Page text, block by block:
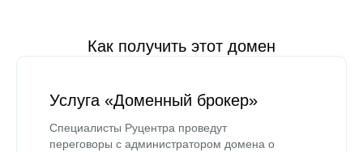
Как получить этот домен
Услуга «Доменный брокер»
Специалисты Руцентра проведут
переговоры с администратором домена о